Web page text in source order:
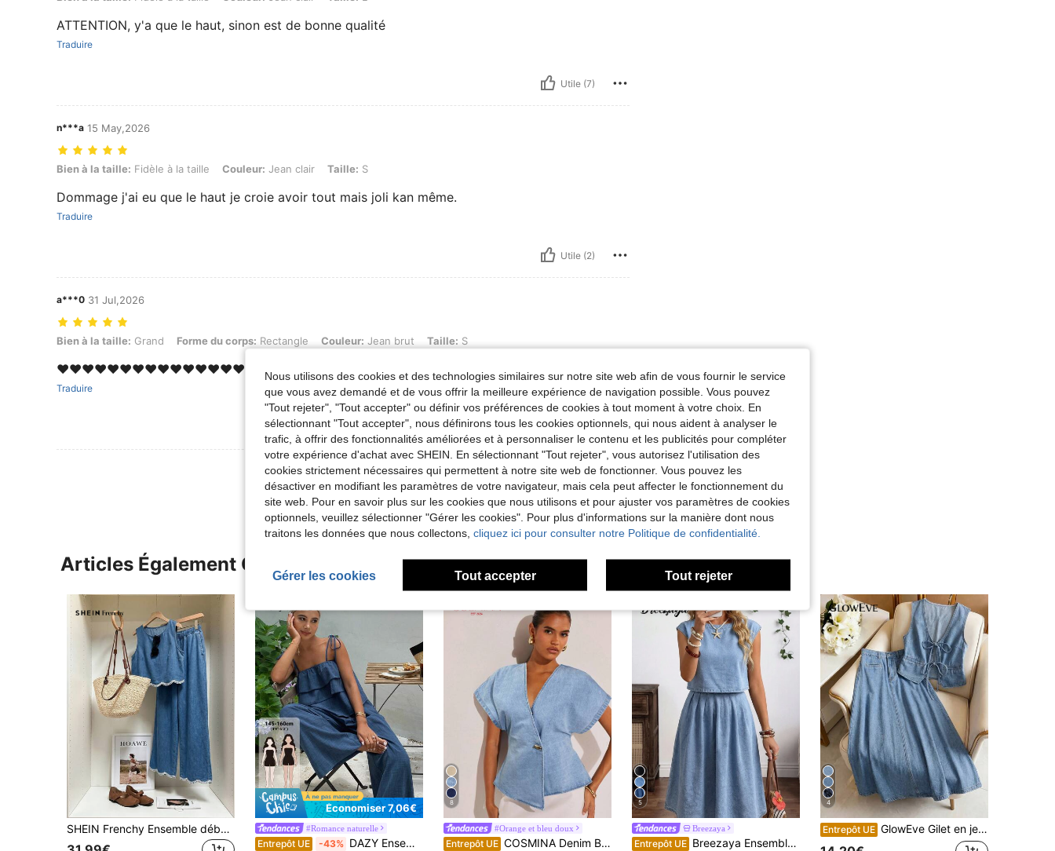
ATTENTION, y'a que le haut, sinon est de bonne qualité
Traduire
Utile (7)
n***a 15 May,2026
Bien à la taille: Fidèle à la taille, Couleur: Jean clair, Taille: S
Bien à la taille: Fidèle à la taille Couleur: Jean clair Taille: S
Dommage j'ai eu que le haut je croie avoir tout mais joli kan même.
Traduire
Utile (2)
a***0 31 Jul,2026
Bien à la taille: Grand, Forme du corps: Rectangle, Couleur: Jean brut, Taille: S
Bien à la taille: Grand Forme du corps: Rectangle Couleur: Jean brut Taille: S
❤️❤️❤️❤️❤️❤️❤️❤️❤️❤️❤️❤️❤️❤️❤️❤️❤️❤️❤️❤️❤️❤️❤️❤️❤️❤️❤️❤️❤️❤️❤️❤️❤️
Traduire
Utile (0)
Voir Plus D'avis
Articles Également Consultés
SHEIN Frenchy Ensemble débardeur en jean avec broderie végétale et garniture coquillage, et pantalon large en jean, style décontracté et vacances pour femmes
Économiser 7,06€
#Romance naturelle
Entrepôt UE -43% DAZY Ensemble 2 pièces pour femmes : camisole à volants & jean ample décontracté, petite taille
8
#Orange et bleu doux
Entrepôt UE COSMINA Denim Blouse en jean à manches chauve-souris avec un seul bouton, mode pour femmes, été
#3 BEST-SELLERS
5
Breezaya
Entrepôt UE Breezaya Ensemble décontracté pour femmes composé d'un Top en denim ample à manches chauve-souris et d'une jupe plissée, idéal pour les vacances et les déplacements, été
4
Entrepôt UE GlowEve Gilet en jean décontracté à col en V et nœud devant pour femmes
Nous utilisons des cookies et des technologies similaires sur notre site web afin de vous fournir le service
que vous avez demandé et de vous offrir la meilleure expérience de navigation possible. Vous pouvez
"Tout rejeter", "Tout accepter" ou définir vos préférences de cookies à tout moment à votre choix. En
sélectionnant "Tout accepter", nous définirons tous les cookies optionnels, qui nous aident à analyser le
trafic, à offrir des fonctionnalités améliorées et à personnaliser le contenu et les publicités pour compléter
votre expérience d'achat avec SHEIN. En sélectionnant "Tout rejeter", vous autorisez l'utilisation des
cookies strictement nécessaires qui permettent à notre site web de fonctionner. Vous pouvez les
désactiver en modifiant les paramètres de votre navigateur, mais cela peut affecter le fonctionnement du
site web. Pour en savoir plus sur les cookies que nous utilisons et pour ajuster vos paramètres de cookies
optionnels, veuillez sélectionner "Gérer les cookies". Pour plus d'informations sur la manière dont nous
traitons les données que nous collectons, cliquez ici pour consulter notre Politique de confidentialité.
Gérer les cookies Tout accepter Tout rejeter